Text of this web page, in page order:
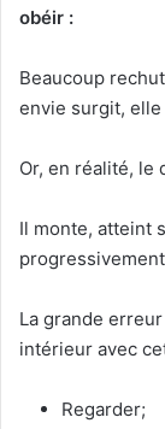
obéir :
Beaucoup
envie surgit, elle
Or, en réalité, le
Il monte, atteint
La grande
intérieur avec
Regarder;